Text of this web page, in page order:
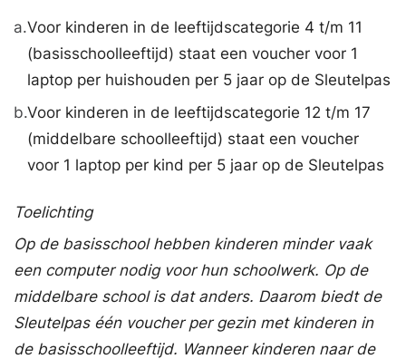
a.Voor kinderen in de leeftijdscategorie 4 t/m 11
(basisschoolleeftijd) staat een voucher voor 1
laptop per huishouden per 5 jaar op de Sleutelpas
b.Voor kinderen in de leeftijdscategorie 12 t/m 17
(middelbare schoolleeftijd) staat een voucher
voor 1 laptop per kind per 5 jaar op de Sleutelpas
Toelichting
Op de basisschool hebben kinderen minder vaak
een computer nodig voor hun schoolwerk. Op de
middelbare school is dat anders. Daarom biedt de
Sleutelpas één voucher per gezin met kinderen in
de basisschoolleeftijd. Wanneer kinderen naar de